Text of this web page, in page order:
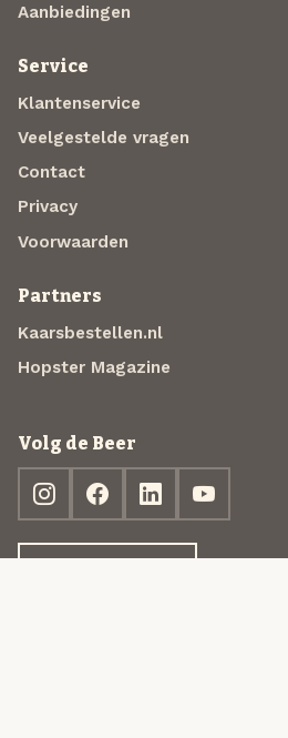
Aanbiedingen
Service
Klantenservice
Veelgestelde vragen
Contact
Privacy
Voorwaarden
Partners
Kaarsbestellen.nl
Hopster Magazine
Volg de Beer